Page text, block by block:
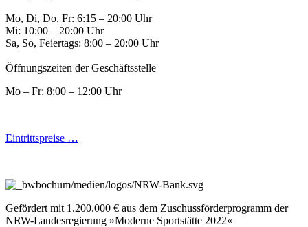
Mo, Di, Do, Fr: 6:15 – 20:00 Uhr
Mi: 10:00 – 20:00 Uhr
Sa, So, Feiertags: 8:00 – 20:00 Uhr
Öffnungszeiten der Geschäftsstelle
Mo – Fr: 8:00 – 12:00 Uhr
Eintrittspreise …
Gefördert mit 1.200.000 € aus dem Zuschussförderprogramm der
NRW-Landesregierung »Moderne Sportstätte 2022«